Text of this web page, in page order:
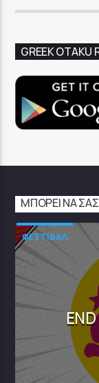
GREEK OTAKU
ΜΠΟΡΕΊ ΝΑ ΣΑΣ
ΦΕΣΤΙΒΑΛ